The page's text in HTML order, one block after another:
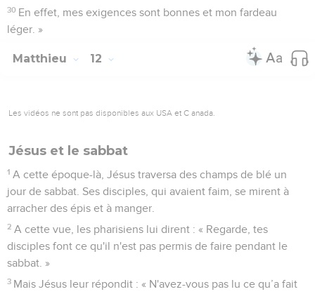
30 En effet, mes exigences sont bonnes et mon fardeau
léger. »
Matthieu 12
Les vidéos ne sont pas disponibles aux USA et C anada.
Jésus et le sabbat
1 A cette époque-là, Jésus traversa des champs de blé un
jour de sabbat. Ses disciples, qui avaient faim, se mirent à
arracher des épis et à manger.
2 A cette vue, les pharisiens lui dirent : « Regarde, tes
disciples font ce qu'il n'est pas permis de faire pendant le
sabbat. »
3 Mais Jésus leur répondit : « N'avez-vous pas lu ce qu’a fait